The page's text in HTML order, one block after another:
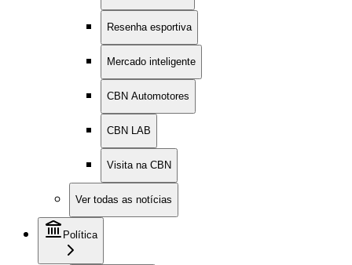
Resenha esportiva
Mercado inteligente
CBN Automotores
CBN LAB
Visita na CBN
Ver todas as notícias
Política